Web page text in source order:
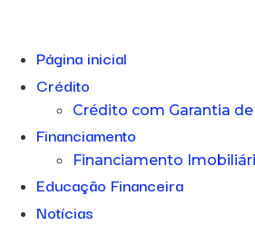
Página inicial
Crédito
Crédito com Garantia
Financiamento
Financiamento
Educação Financeira
Notícias